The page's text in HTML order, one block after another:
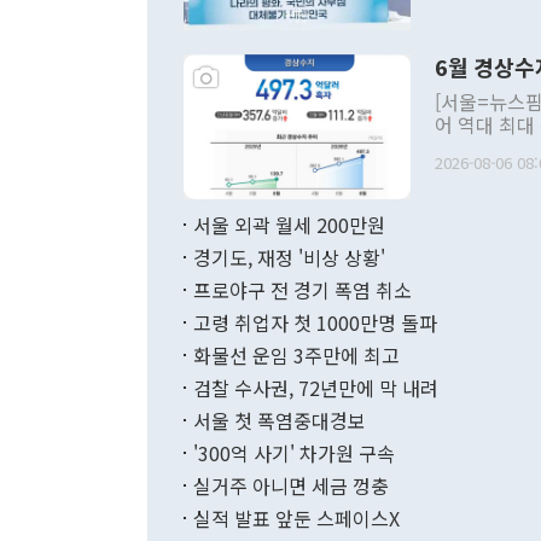
주의적 희망
관의 대북
관 부처 장
관의 무리한
다. [정동영 통일부 장관이 지난달 23일 오후 서울 종로구 정부서울청사에
무너졌다고
함께 4자 대
6월 경상
[서울=뉴스
어 역대 최
료=한국은행] 한국은행이 6일 발표한 '2026년 6월 국제수지(잠정)'
며 월간 기
196.9% 급
수출은
2026-08-06
서울 외곽 월세 200만원
경기도, 재정 '비상 상황'
프로야구 전 경기 폭염 취소
고령 취업자 첫 1000만명 돌파
화물선 운임 3주만에 최고
검찰 수사권, 72년만에 막 내려
서울 첫 폭염중대경보
'300억 사기' 차가원 구속
실거주 아니면 세금 껑충
실적 발표 앞둔 스페이스X